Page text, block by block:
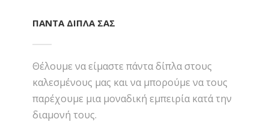
ΠΑΝΤΑ ΔΙΠΛΑ ΣΑΣ
Θέλουμε να είμαστε πάντα δίπλα στους
καλεσμένους μας και να μπορούμε να τους
παρέχουμε μια μοναδική εμπειρία κατά την
διαμονή τους.